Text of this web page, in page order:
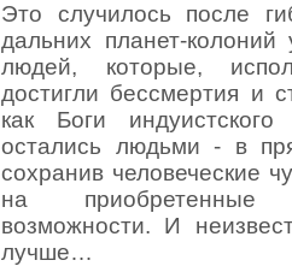
Это случилось после
дальних планет-колоний
людей, которые,
достигли бессмертия и
как Боги
остались людьми - в
сохранив человеческие
на приобретенные
возможности. И
лучше…